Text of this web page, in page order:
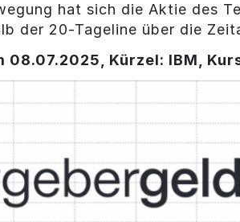
hat sich die Aktie des
der 20-Tageline über die
08.07.2025, Kürzel: IBM,